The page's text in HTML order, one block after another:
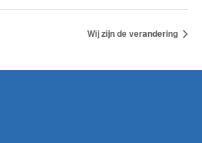
Wij zijn de verandering